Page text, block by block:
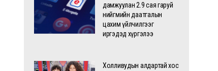
дамжуулан 2.9 сая гаруй
нийгмийн даатгалын
цахим үйлчилгээг
иргэдэд хүргэлээ
Холливудын алдартай хос